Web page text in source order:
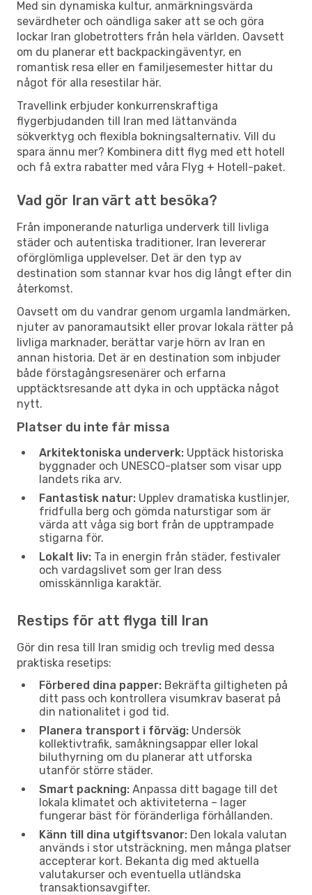
Med sin dynamiska kultur, anmärkningsvärda
sevärdheter och oändliga saker att se och göra
lockar Iran globetrotters från hela världen. Oavsett
om du planerar ett backpackingäventyr, en
romantisk resa eller en familjesemester hittar du
något för alla resestilar här.
Travellink erbjuder konkurrenskraftiga
flygerbjudanden till Iran med lättanvända
sökverktyg och flexibla bokningsalternativ. Vill du
spara ännu mer? Kombinera ditt flyg med ett hotell
och få extra rabatter med våra Flyg + Hotell-paket.
Vad gör Iran värt att besöka?
Från imponerande naturliga underverk till livliga
städer och autentiska traditioner, Iran levererar
oförglömliga upplevelser. Det är den typ av
destination som stannar kvar hos dig långt efter din
återkomst.
Oavsett om du vandrar genom urgamla landmärken,
njuter av panoramautsikt eller provar lokala rätter på
livliga marknader, berättar varje hörn av Iran en
annan historia. Det är en destination som inbjuder
både förstagångsresenärer och erfarna
upptäcktsresande att dyka in och upptäcka något
nytt.
Platser du inte får missa
Arkitektoniska underverk: Upptäck historiska
byggnader och UNESCO-platser som visar upp
landets rika arv.
Fantastisk natur: Upplev dramatiska kustlinjer,
fridfulla berg och gömda naturstigar som är
värda att våga sig bort från de upptrampade
stigarna för.
Lokalt liv: Ta in energin från städer, festivaler
och vardagslivet som ger Iran dess
omisskännliga karaktär.
Restips för att flyga till Iran
Gör din resa till Iran smidig och trevlig med dessa
praktiska resetips:
Förbered dina papper: Bekräfta giltigheten på
ditt pass och kontrollera visumkrav baserat på
din nationalitet i god tid.
Planera transport i förväg: Undersök
kollektivtrafik, samåkningsappar eller lokal
biluthyrning om du planerar att utforska
utanför större städer.
Smart packning: Anpassa ditt bagage till det
lokala klimatet och aktiviteterna – lager
fungerar bäst för föränderliga förhållanden.
Känn till dina utgiftsvanor: Den lokala valutan
används i stor utsträckning, men många platser
accepterar kort. Bekanta dig med aktuella
valutakurser och eventuella utländska
transaktionsavgifter.